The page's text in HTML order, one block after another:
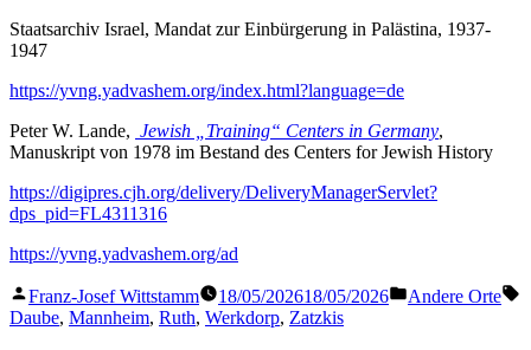
Staatsarchiv Israel, Mandat zur Einbürgerung in Palästina, 1937-
1947
https://yvng.yadvashem.org/index.html?language=de
Peter W. Lande, Jewish „Training“ Centers in Germany,
Manuskript von 1978 im Bestand des Centers for Jewish History
https://digipres.cjh.org/delivery/DeliveryManagerServlet?
dps_pid=FL4311316
https://yvng.yadvashem.org/ad
Veröffentlicht
von
Franz-Josef Wittstamm 18/05/202618/05/2026
Veröffentlicht
Andere Orte
Daube, Mannheim, Ruth, Werkdorp, Zatzkis